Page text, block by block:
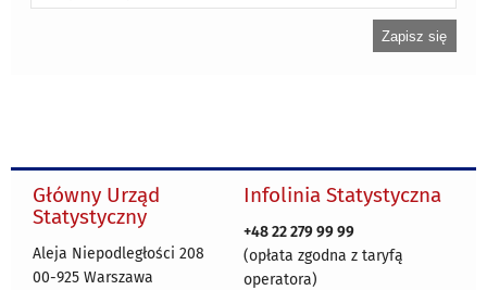
Główny Urząd
Statystyczny
Aleja Niepodległości 208
00-925 Warszawa
Infolinia Statystyczna
+48 22 279 99 99
(opłata zgodna z taryfą
operatora)